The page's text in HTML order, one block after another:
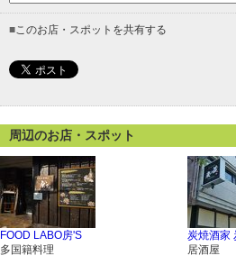
■このお店・スポットを共有する
周辺のお店・スポット
FOOD LABO房'S
多国籍料理
炭焼酒家
居酒屋